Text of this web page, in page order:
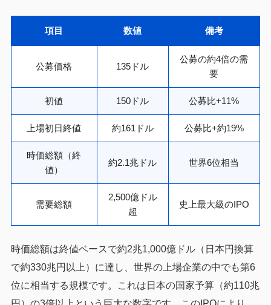
項目 数値 備考
公募価格 135ドル
公募の約4倍の需
要
初値 150ドル 公募比+11%
上場初日終値 約161ドル 公募比+約19%
時価総額（終
値）
約2.1兆ドル 世界6位相当
需要総額
2,500億ドル
超
史上最大級のIPO
時価総額は終値ベースで約2兆1,000億ドル（日本円換算
で約330兆円以上）に達し、世界の上場企業の中でも第6
位に相当する規模です。これは日本の国家予算（約110兆